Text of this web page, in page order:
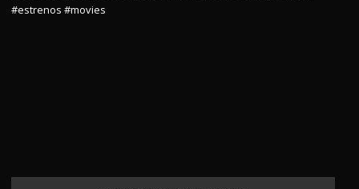
#estrenos #movies